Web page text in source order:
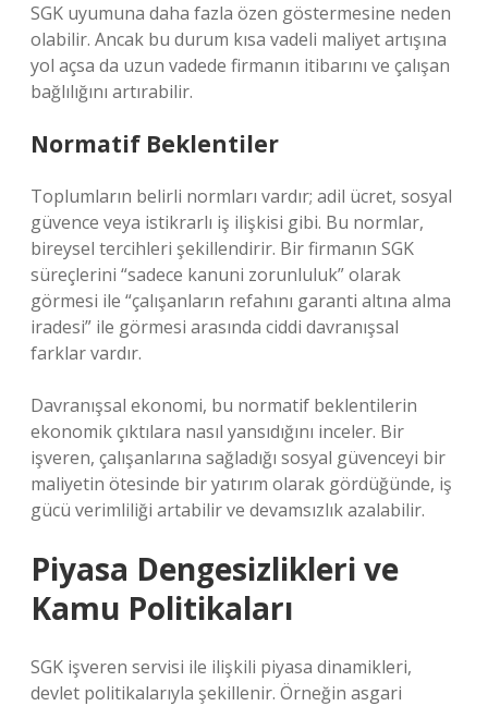
SGK uyumuna daha fazla özen göstermesine neden
olabilir. Ancak bu durum kısa vadeli maliyet artışına
yol açsa da uzun vadede firmanın itibarını ve çalışan
bağlılığını artırabilir.
Normatif Beklentiler
Toplumların belirli normları vardır; adil ücret, sosyal
güvence veya istikrarlı iş ilişkisi gibi. Bu normlar,
bireysel tercihleri şekillendirir. Bir firmanın SGK
süreçlerini “sadece kanuni zorunluluk” olarak
görmesi ile “çalışanların refahını garanti altına alma
iradesi” ile görmesi arasında ciddi davranışsal
farklar vardır.
Davranışsal ekonomi, bu normatif beklentilerin
ekonomik çıktılara nasıl yansıdığını inceler. Bir
işveren, çalışanlarına sağladığı sosyal güvenceyi bir
maliyetin ötesinde bir yatırım olarak gördüğünde, iş
gücü verimliliği artabilir ve devamsızlık azalabilir.
Piyasa Dengesizlikleri ve
Kamu Politikaları
SGK işveren servisi ile ilişkili piyasa dinamikleri,
devlet politikalarıyla şekillenir. Örneğin asgari